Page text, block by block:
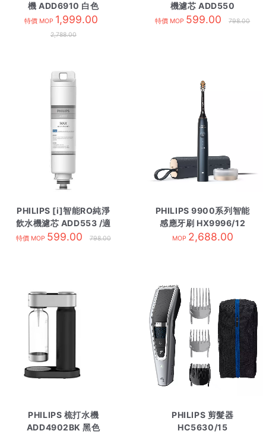
機 ADD6910 白色
特價 MOP 1,999.00
2,788.00
機濾芯 ADD550
特價 MOP 599.00 798.00
PHILIPS [i]智能RO純淨
飲水機濾芯 ADD553 /適
用ADD6911
特價 MOP 599.00 798.00
PHILIPS 9900系列智能
感應牙刷 HX9996/12
午夜藍
MOP 2,688.00
PHILIPS 梳打水機
ADD4902BK 黑色
PHILIPS 剪髮器
HC5630/15